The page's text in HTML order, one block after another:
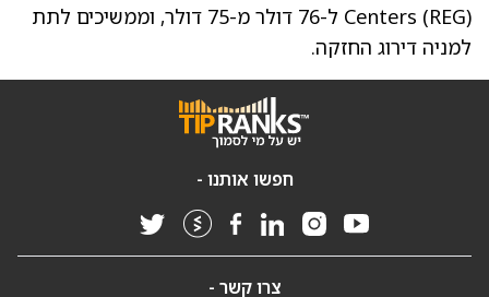
Centers (REG) ל-76 דולר מ-75 דולר, וממשיכים לתת
למניה דירוג החזקה.
חפשו אותנו -
צרו קשר -